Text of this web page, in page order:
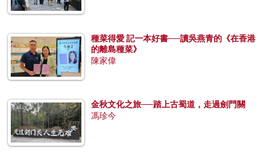
種菜得愛 記一本好書──讀吳燕青的《在香港
的離島種菜》
陳家偉
金秋文化之旅──踏上古蜀道，走過劍門關
馮珍今